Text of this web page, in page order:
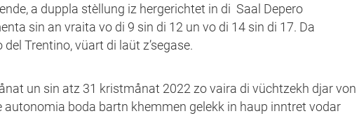
a duppla stèllung iz hergerichtet in di Saal Depero
sin an vraita vo di 9 sin di 12 un vo di 14 sin di 17. Da
Trentino, vüart di laüt z’segase.
un sin atz 31 kristmånat 2022 zo vaira di vüchtzekh djar von
autonomia boda bartn khemmen gelekk in haup inntret vodar